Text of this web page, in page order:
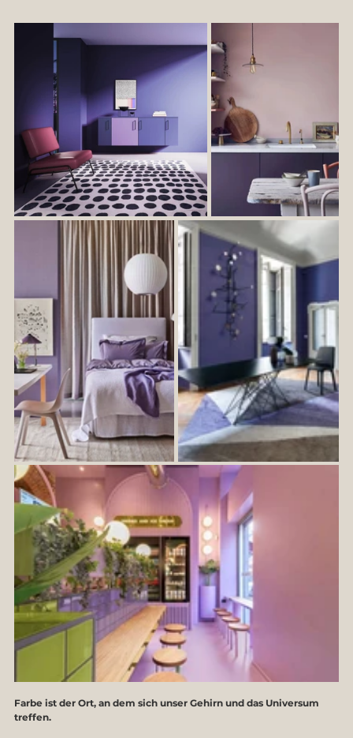
Farbe ist der Ort, an dem sich unser Gehirn und das Universum
treffen.